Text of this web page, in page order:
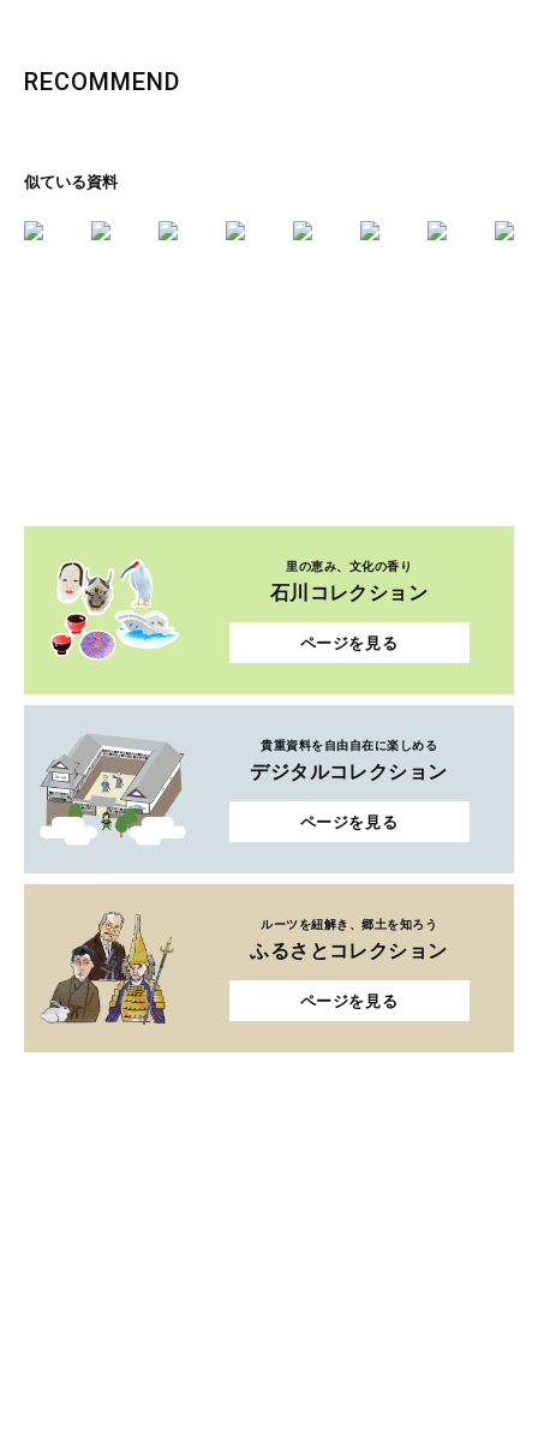
RECOMMEND
似ている資料
里の恵み、文化の香り
石川コレクション
ページを見る
貴重資料を自由自在に楽しめる
デジタルコレクション
ページを見る
ルーツを紐解き、郷土を知ろう
ふるさとコレクション
ページを見る